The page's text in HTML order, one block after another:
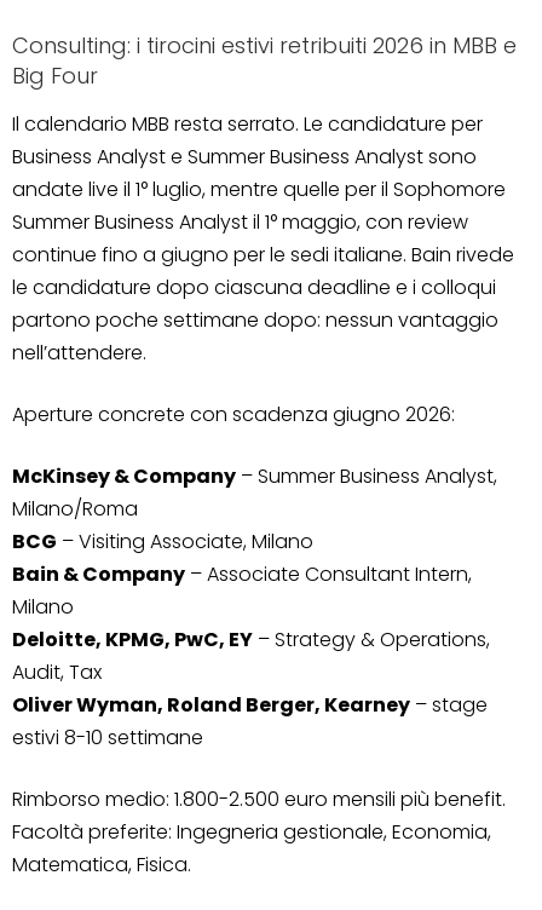
Consulting: i tirocini estivi retribuiti 2026 in MBB e
Big Four
Il calendario MBB resta serrato. Le candidature per
Business Analyst e Summer Business Analyst sono
andate live il 1° luglio, mentre quelle per il Sophomore
Summer Business Analyst il 1° maggio, con review
continue fino a giugno per le sedi italiane. Bain rivede
le candidature dopo ciascuna deadline e i colloqui
partono poche settimane dopo: nessun vantaggio
nell’attendere.
Aperture concrete con scadenza giugno 2026:
McKinsey & Company – Summer Business Analyst,
Milano/Roma
BCG – Visiting Associate, Milano
Bain & Company – Associate Consultant Intern,
Milano
Deloitte, KPMG, PwC, EY – Strategy & Operations,
Audit, Tax
Oliver Wyman, Roland Berger, Kearney – stage
estivi 8-10 settimane
Rimborso medio: 1.800-2.500 euro mensili più benefit.
Facoltà preferite: Ingegneria gestionale, Economia,
Matematica, Fisica.